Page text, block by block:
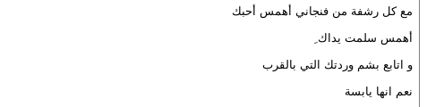
مع كل رشفة من فنجاني أهمس أحبك
أهمس سلمت يداك ِ
و اتابع بشم وردتك التي بالقرب
نعم انها يابسة